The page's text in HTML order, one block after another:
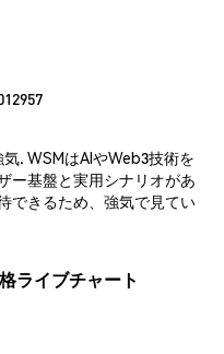
. WSMはAIやWeb3技術を
ー基盤と実用シナリオがあ
できるため、強気で見てい
ライブチャート